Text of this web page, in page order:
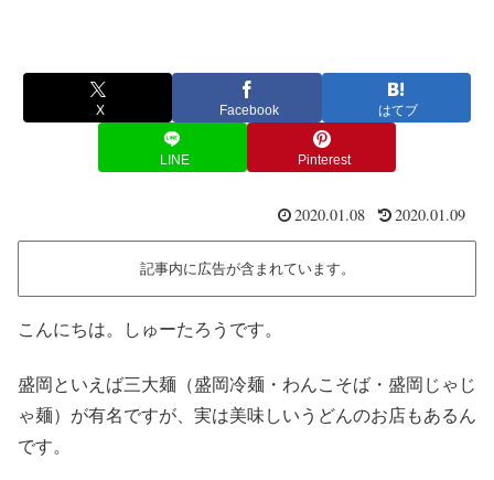
X Facebook はてブ
LINE Pinterest
2020.01.08 2020.01.09
記事内に広告が含まれています。
こんにちは。しゅーたろうです。
盛岡といえば三大麺（盛岡冷麺・わんこそば・盛岡じゃじ
ゃ麺）が有名ですが、実は美味しいうどんのお店もあるん
です。